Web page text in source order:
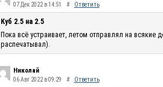
07 Дек 2022 в 14:51 # Ответить
Куб 2.5 на 2.5
Пока всё устраивает, летом отправлял на
распечатывал).
Николай
06 Авг 2022 в 09:29 # Ответить